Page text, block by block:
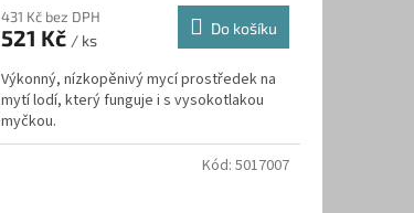
431 Kč bez DPH
521 Kč / ks
Do košíku
Výkonný, nízkopěnivý mycí prostředek na
mytí lodí, který funguje i s vysokotlakou
myčkou.
Kód: 5017007